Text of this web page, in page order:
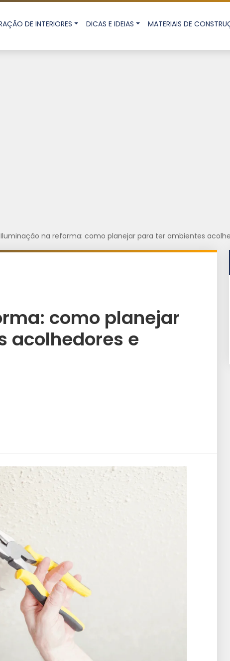
DE INTERIORES DICAS E IDEIAS MATERIAIS DE
Iluminação na reforma: como planejar para ter ambientes
como planejar
acolhedores e